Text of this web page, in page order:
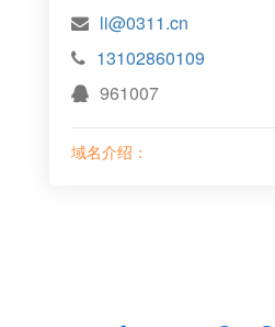
li@0311.cn
13102860109
961007
域名介绍：